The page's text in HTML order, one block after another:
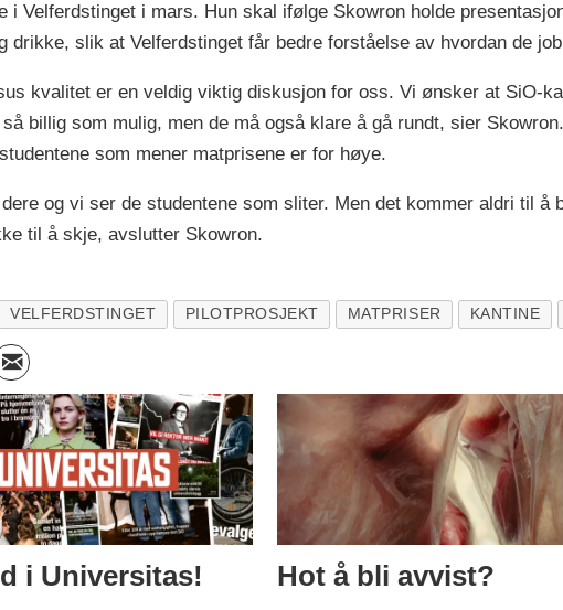
i Velferdstinget i mars. Hun skal ifølge Skowron holde
drikke, slik at Velferdstinget får bedre forståelse av hvordan de
kvalitet er en veldig viktig diskusjon for oss. Vi ønsker at SiO-
billig som mulig, men de må også klare å gå rundt, sier
som mener matprisene er for høye.
og vi ser de studentene som sliter. Men det kommer aldri til å
til å skje, avslutter Skowron.
VELFERDSTINGET PILOTPROSJEKT MATPRISER KANTINE
i Universitas! Hot å bli avvist?